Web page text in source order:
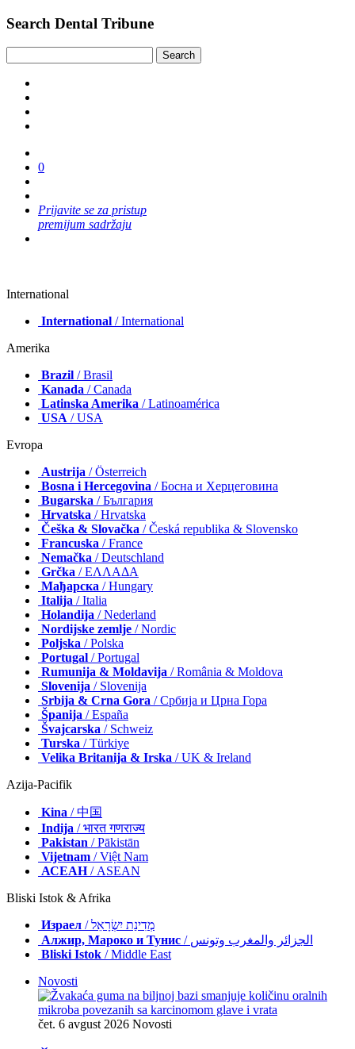
Search Dental Tribune
0
Prijavite se za pristup
premijum sadržaju
International
International / International
Amerika
Brazil / Brasil
Kanada / Canada
Latinska Amerika / Latinoamérica
USA / USA
Evropa
Austrija / Österreich
Bosna i Hercegovina / Босна и Херцеговина
Bugarska / България
Hrvatska / Hrvatska
Češka & Slovačka / Česká republika & Slovensko
Francuska / France
Nemačka / Deutschland
Grčka / ΕΛΛΑΔΑ
Мађарска / Hungary
Italija / Italia
Holandija / Nederland
Nordijske zemlje / Nordic
Poljska / Polska
Portugal / Portugal
Rumunija & Moldavija / România & Moldova
Slovenija / Slovenija
Srbija & Crna Gora / Србија и Црна Гора
Španija / España
Švajcarska / Schweiz
Turska / Türkiye
Velika Britanija & Irska / UK & Ireland
Azija-Pacifik
Kina / 中国
Indija / भारत गणराज्य
Pakistan / Pākistān
Vijetnam / Việt Nam
АСЕАН/ ASEAN
Bliski Istok & Afrika
Израел
/ מְדִינַת יִשְׂרָאֵל
Алжир, Мароко и Тунис
/ الجزائر والمغرب وتونس
Bliski Istok / Middle East
Novosti
čet. 6 avgust 2026 Novosti